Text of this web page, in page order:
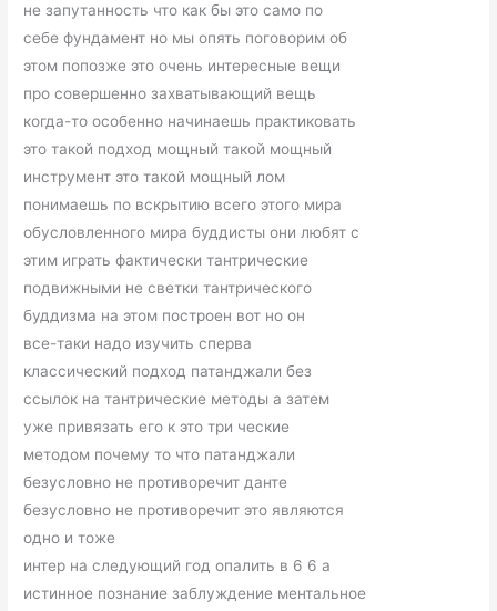
не запутанность что как бы это само по
себе фундамент но мы опять поговорим об
этом попозже это очень интересные вещи
про совершенно захватывающий вещь
когда-то особенно начинаешь практиковать
это такой подход мощный такой мощный
инструмент это такой мощный лом
понимаешь по вскрытию всего этого мира
обусловленного мира буддисты они любят с
этим играть фактически тантрические
подвижными не светки тантрического
буддизма на этом построен вот но он
все-таки надо изучить сперва
классический подход патанджали без
ссылок на тантрические методы а затем
уже привязать его к это три ческие
методом почему то что патанджали
безусловно не противоречит данте
безусловно не противоречит это являются
одно и тоже
интер на следующий год опалить в 6 6 а
истинное познание заблуждение ментальное